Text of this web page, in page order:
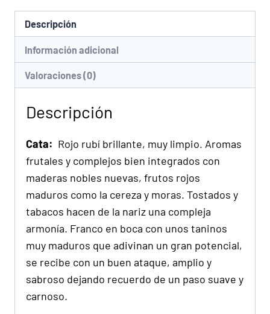
Descripción
Información adicional
Valoraciones (0)
Descripción
Cata: Rojo rubí brillante, muy limpio. Aromas
frutales y complejos bien integrados con
maderas nobles nuevas, frutos rojos
maduros como la cereza y moras. Tostados y
tabacos hacen de la nariz una compleja
armonía. Franco en boca con unos taninos
muy maduros que adivinan un gran potencial,
se recibe con un buen ataque, amplio y
sabroso dejando recuerdo de un paso suave y
carnoso.